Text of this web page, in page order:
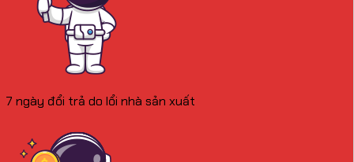
7 ngày đổi trả do lổi nhà sản xuất